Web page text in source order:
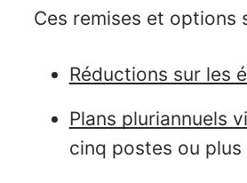
Ces remises et options
Réductions sur les
Plans pluriannuels
cinq postes ou plus